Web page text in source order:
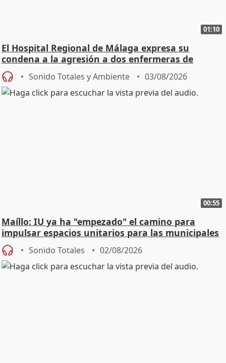
01:10
El Hospital Regional de Málaga expresa su
condena a la agresión a dos enfermeras de
Urgencias
Sonido Totales y Ambiente 03/08/2026
00:55
Maíllo: IU ya ha "empezado" el camino para
impulsar espacios unitarios para las municipales
Sonido Totales 02/08/2026